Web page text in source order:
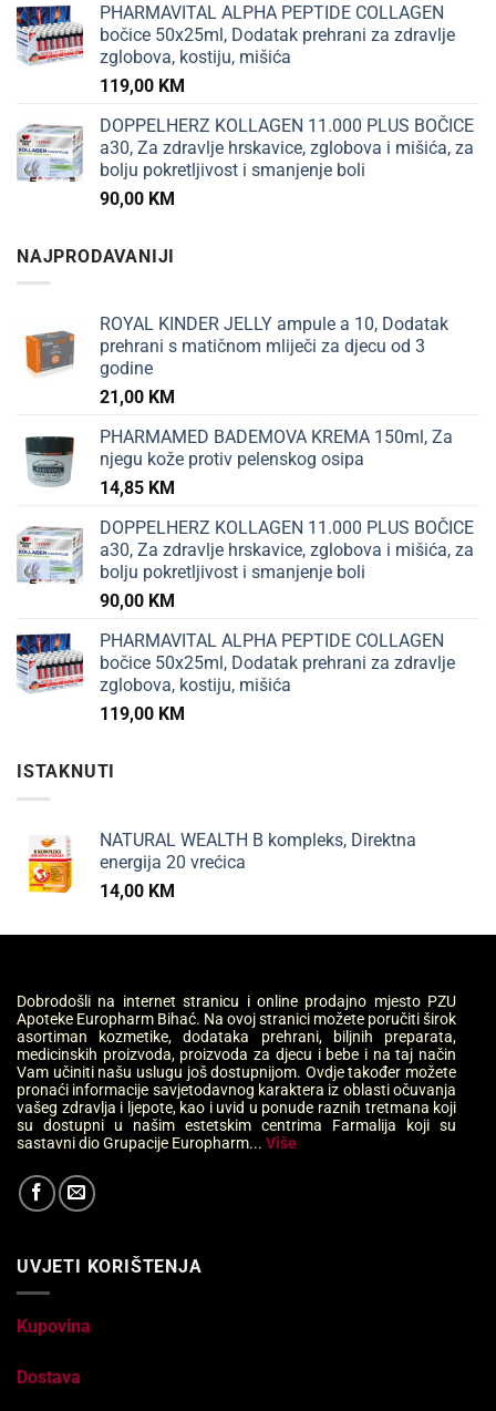
PHARMAVITAL ALPHA PEPTIDE COLLAGEN
bočice 50x25ml, Dodatak prehrani za zdravlje
zglobova, kostiju, mišića
119,00 KM
DOPPELHERZ KOLLAGEN 11.000 PLUS BOČICE
a30, Za zdravlje hrskavice, zglobova i mišića, za
bolju pokretljivost i smanjenje boli
90,00 KM
NAJPRODAVANIJI
ROYAL KINDER JELLY ampule a 10, Dodatak
prehrani s matičnom mliječi za djecu od 3
godine
21,00 KM
PHARMAMED BADEMOVA KREMA 150ml, Za
njegu kože protiv pelenskog osipa
14,85 KM
DOPPELHERZ KOLLAGEN 11.000 PLUS BOČICE
a30, Za zdravlje hrskavice, zglobova i mišića, za
bolju pokretljivost i smanjenje boli
90,00 KM
PHARMAVITAL ALPHA PEPTIDE COLLAGEN
bočice 50x25ml, Dodatak prehrani za zdravlje
zglobova, kostiju, mišića
119,00 KM
ISTAKNUTI
NATURAL WEALTH B kompleks, Direktna
energija 20 vrećica
14,00 KM
Dobrodošli na internet stranicu i online prodajno mjesto PZU
Apoteke Europharm Bihać. Na ovoj stranici možete poručiti širok
asortiman kozmetike, dodataka prehrani, biljnih preparata,
medicinskih proizvoda, proizvoda za djecu i bebe i na taj način
Vam učiniti našu uslugu još dostupnijom. Ovdje također možete
pronaći informacije savjetodavnog karaktera iz oblasti očuvanja
vašeg zdravlja i ljepote, kao i uvid u ponude raznih tretmana koji
su dostupni u našim estetskim centrima Farmalija koji su
sastavni dio Grupacije Europharm... Više
UVJETI KORIŠTENJA
Kupovina
Dostava